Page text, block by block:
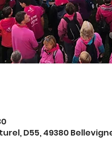
D55, 49380